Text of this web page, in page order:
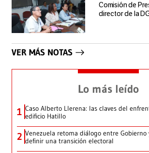
Comisión de
director de la
VER MÁS NOTAS
Lo más leído
1 Caso Alberto Llerena: las claves del
edificio Hatillo
2 Venezuela retoma diálogo entre Gobierno
definir una transición electoral